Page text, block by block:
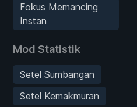
Fokus Memancing
Instan
Mod Statistik
Setel Sumbangan
Setel Kemakmuran